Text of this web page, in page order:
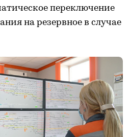
переключение
на резервное в случае